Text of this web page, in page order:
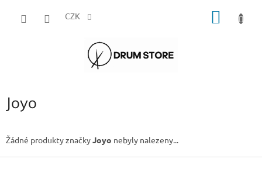
CZK
Joyo
Žádné produkty značkyJoyo nebyly nalezeny...